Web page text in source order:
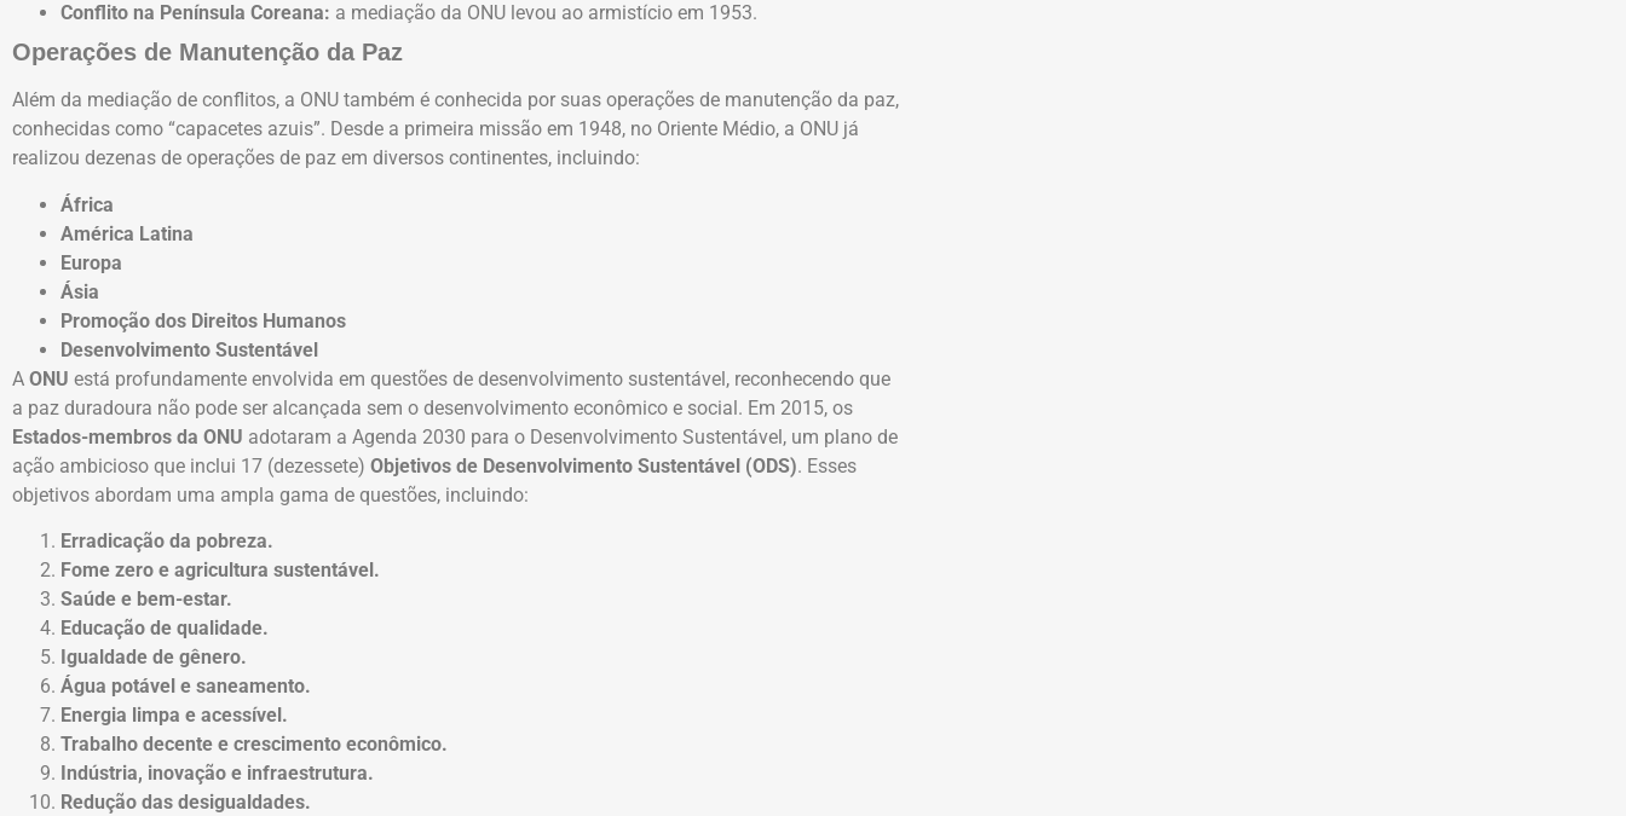
Conflito na Península Coreana: a mediação da ONU levou ao armistício em 1953.
Operações de Manutenção da Paz
Além da mediação de conflitos, a ONU também é conhecida por suas operações de manutenção da paz,
conhecidas como “capacetes azuis”. Desde a primeira missão em 1948, no Oriente Médio, a ONU já
realizou dezenas de operações de paz em diversos continentes, incluindo:
África
América Latina
Europa
Ásia
Promoção dos Direitos Humanos
Desenvolvimento Sustentável
A ONU está profundamente envolvida em questões de desenvolvimento sustentável, reconhecendo que
a paz duradoura não pode ser alcançada sem o desenvolvimento econômico e social. Em 2015, os
Estados-membros da ONU adotaram a Agenda 2030 para o Desenvolvimento Sustentável, um plano de
ação ambicioso que inclui 17 (dezessete) Objetivos de Desenvolvimento Sustentável (ODS). Esses
objetivos abordam uma ampla gama de questões, incluindo:
Erradicação da pobreza.
Fome zero e agricultura sustentável.
Saúde e bem-estar.
Educação de qualidade.
Igualdade de gênero.
Água potável e saneamento.
Energia limpa e acessível.
Trabalho decente e crescimento econômico.
Indústria, inovação e infraestrutura.
Redução das desigualdades.